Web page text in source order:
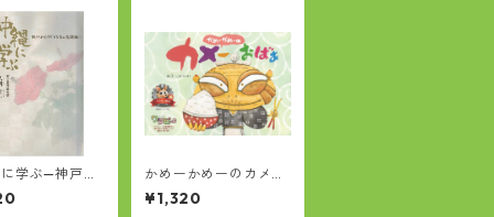
学ぶ—神戸か
ちなぁ見聞
かめーかめーのカメー
おばぁ
¥1,320